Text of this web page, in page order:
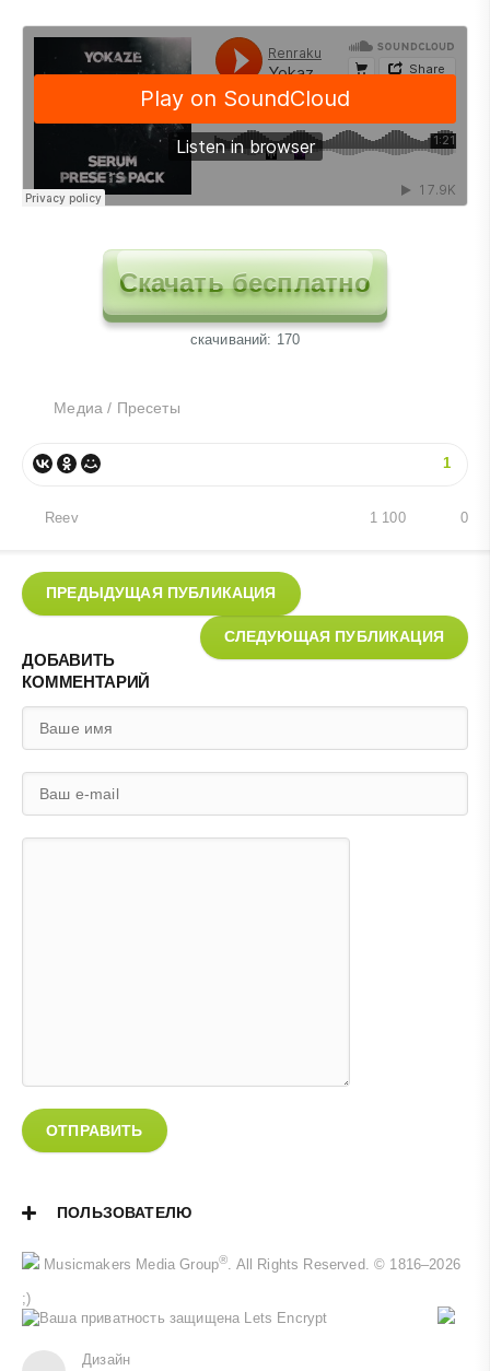
Скачать бесплатно
cкачиваний: 170
Медиа / Пресеты
1
Reev 0
1 100
ПРЕДЫДУЩАЯ ПУБЛИКАЦИЯ
СЛЕДУЮЩАЯ ПУБЛИКАЦИЯ
ДОБАВИТЬ
КОММЕНТАРИЙ
ОТПРАВИТЬ
ПОЛЬЗОВАТЕЛЮ
Musicmakers Media Group®. All Rights Reserved. © 1816–2026
;)
Дизайн